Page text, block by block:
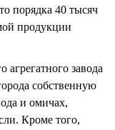
порядка 40 тысяч
продукции
завода
собственную
и омичах,
Кроме того,